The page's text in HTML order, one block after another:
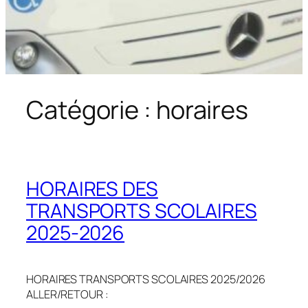
Catégorie : horaires
HORAIRES DES
TRANSPORTS SCOLAIRES
2025-2026
HORAIRES TRANSPORTS SCOLAIRES 2025/2026
ALLER/RETOUR :